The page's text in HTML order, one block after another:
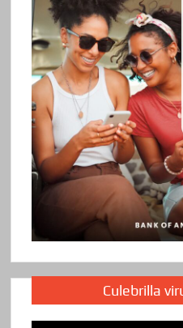
Culebrilla